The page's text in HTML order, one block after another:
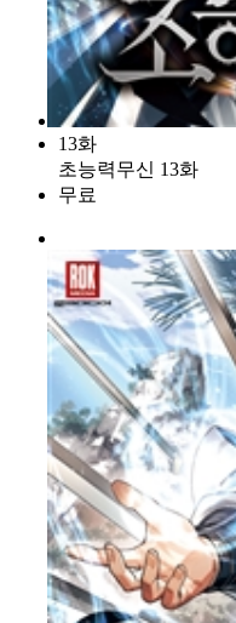
13화
초능력무신 13화
무료